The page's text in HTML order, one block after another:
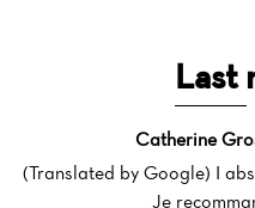
Last
Catherine
(Translated by Google) I
Je